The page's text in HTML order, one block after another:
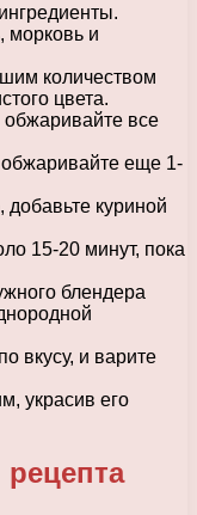
морковь и
количеством
цвета.
обжаривайте все
еще 1-
куриной
15-20 минут, пока
блендера
вкусу, и варите
украсив его